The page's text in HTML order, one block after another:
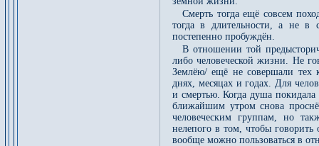
Смерть тогда ещё совсем
тогда в длительности, а не в
постепенно пробуждён.
В отношении той
либо человеческой жизни. Не
Землёю/ ещё не совершали тех
днях, месяцах и годах. Для
и смертью. Когда душа
ближайшим утром снова
человеческим группам, но
нелепого в том, чтобы
вообще можно пользоваться в